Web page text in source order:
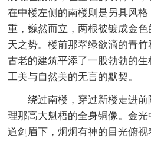
在中楼左侧的南楼则是另具风
重，巍然而立，两根被镀成金
天之势。楼前那翠绿欲滴的青
古老的建筑平添了一股勃勃的生
工美与自然美的无言的默契。
绕过南楼，穿过新楼走进
理那高大魁梧的全身铜像。金
道剑眉下，炯炯有神的目光俯